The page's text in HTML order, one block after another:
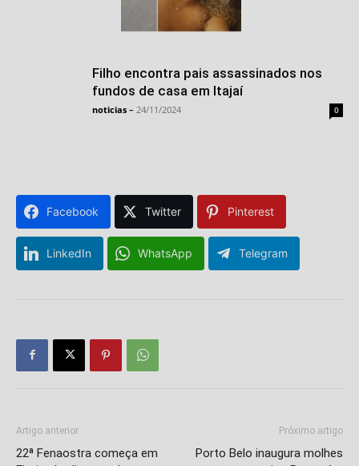
Filho encontra pais assassinados nos
fundos de casa em Itajaí
noticias – 24/11/2024 0
Facebook Twitter Pinterest
LinkedIn WhatsApp Telegram
Artigo anterior
22ª Fenaostra começa em
Próximo artigo
Porto Belo inaugura molhes